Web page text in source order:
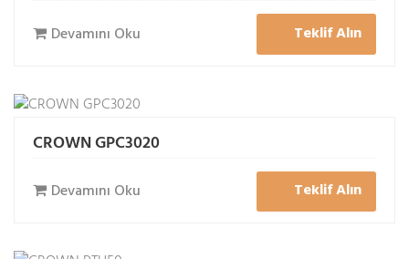
Devamını Oku Teklif Alın
CROWN GPC3020
Devamını Oku Teklif Alın